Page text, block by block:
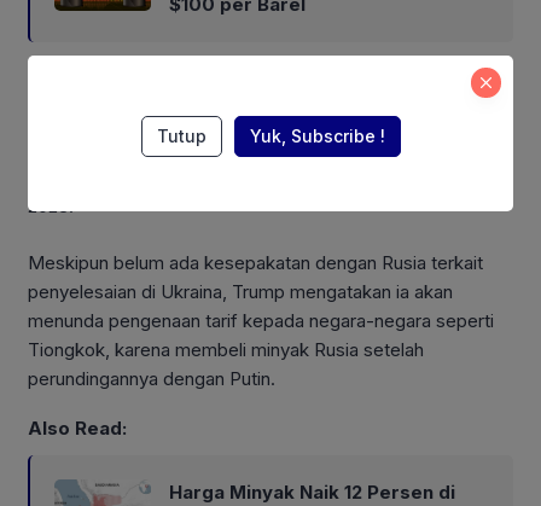
$100 per Barel
minyak mentah AS dan peningkatan operasional kilang,
dengan utilisasi di Gulf Coast, wilayah kilang terbesar di
2023.
Meskipun belum ada kesepakatan dengan Rusia terkait
penyelesaian di Ukraina, Trump mengatakan ia akan
menunda pengenaan tarif kepada negara-negara seperti
Tiongkok, karena membeli minyak Rusia setelah
perundingannya dengan Putin.
Also Read:
Harga Minyak Naik 12 Persen di
Tutup Yuk, Subscribe !